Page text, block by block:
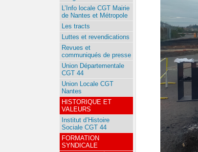
L’Info locale CGT Mairie
de Nantes et Métropole
Les tracts
Luttes et revendications
Revues et
communiqués de presse
Union Départementale
CGT 44
Union Locale CGT
Nantes
HISTORIQUE ET
VALEURS
Institut d’Histoire
Sociale CGT 44
FORMATION
SYNDICALE